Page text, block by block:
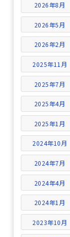
2026年8月
2026年5月
2026年2月
2025年11月
2025年7月
2025年4月
2025年1月
2024年10月
2024年7月
2024年4月
2024年1月
2023年10月